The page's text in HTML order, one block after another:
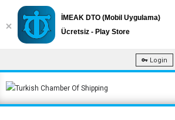
Login
İMEAK DTO (Mobil Uygulama)
Ücretsiz - Play Store